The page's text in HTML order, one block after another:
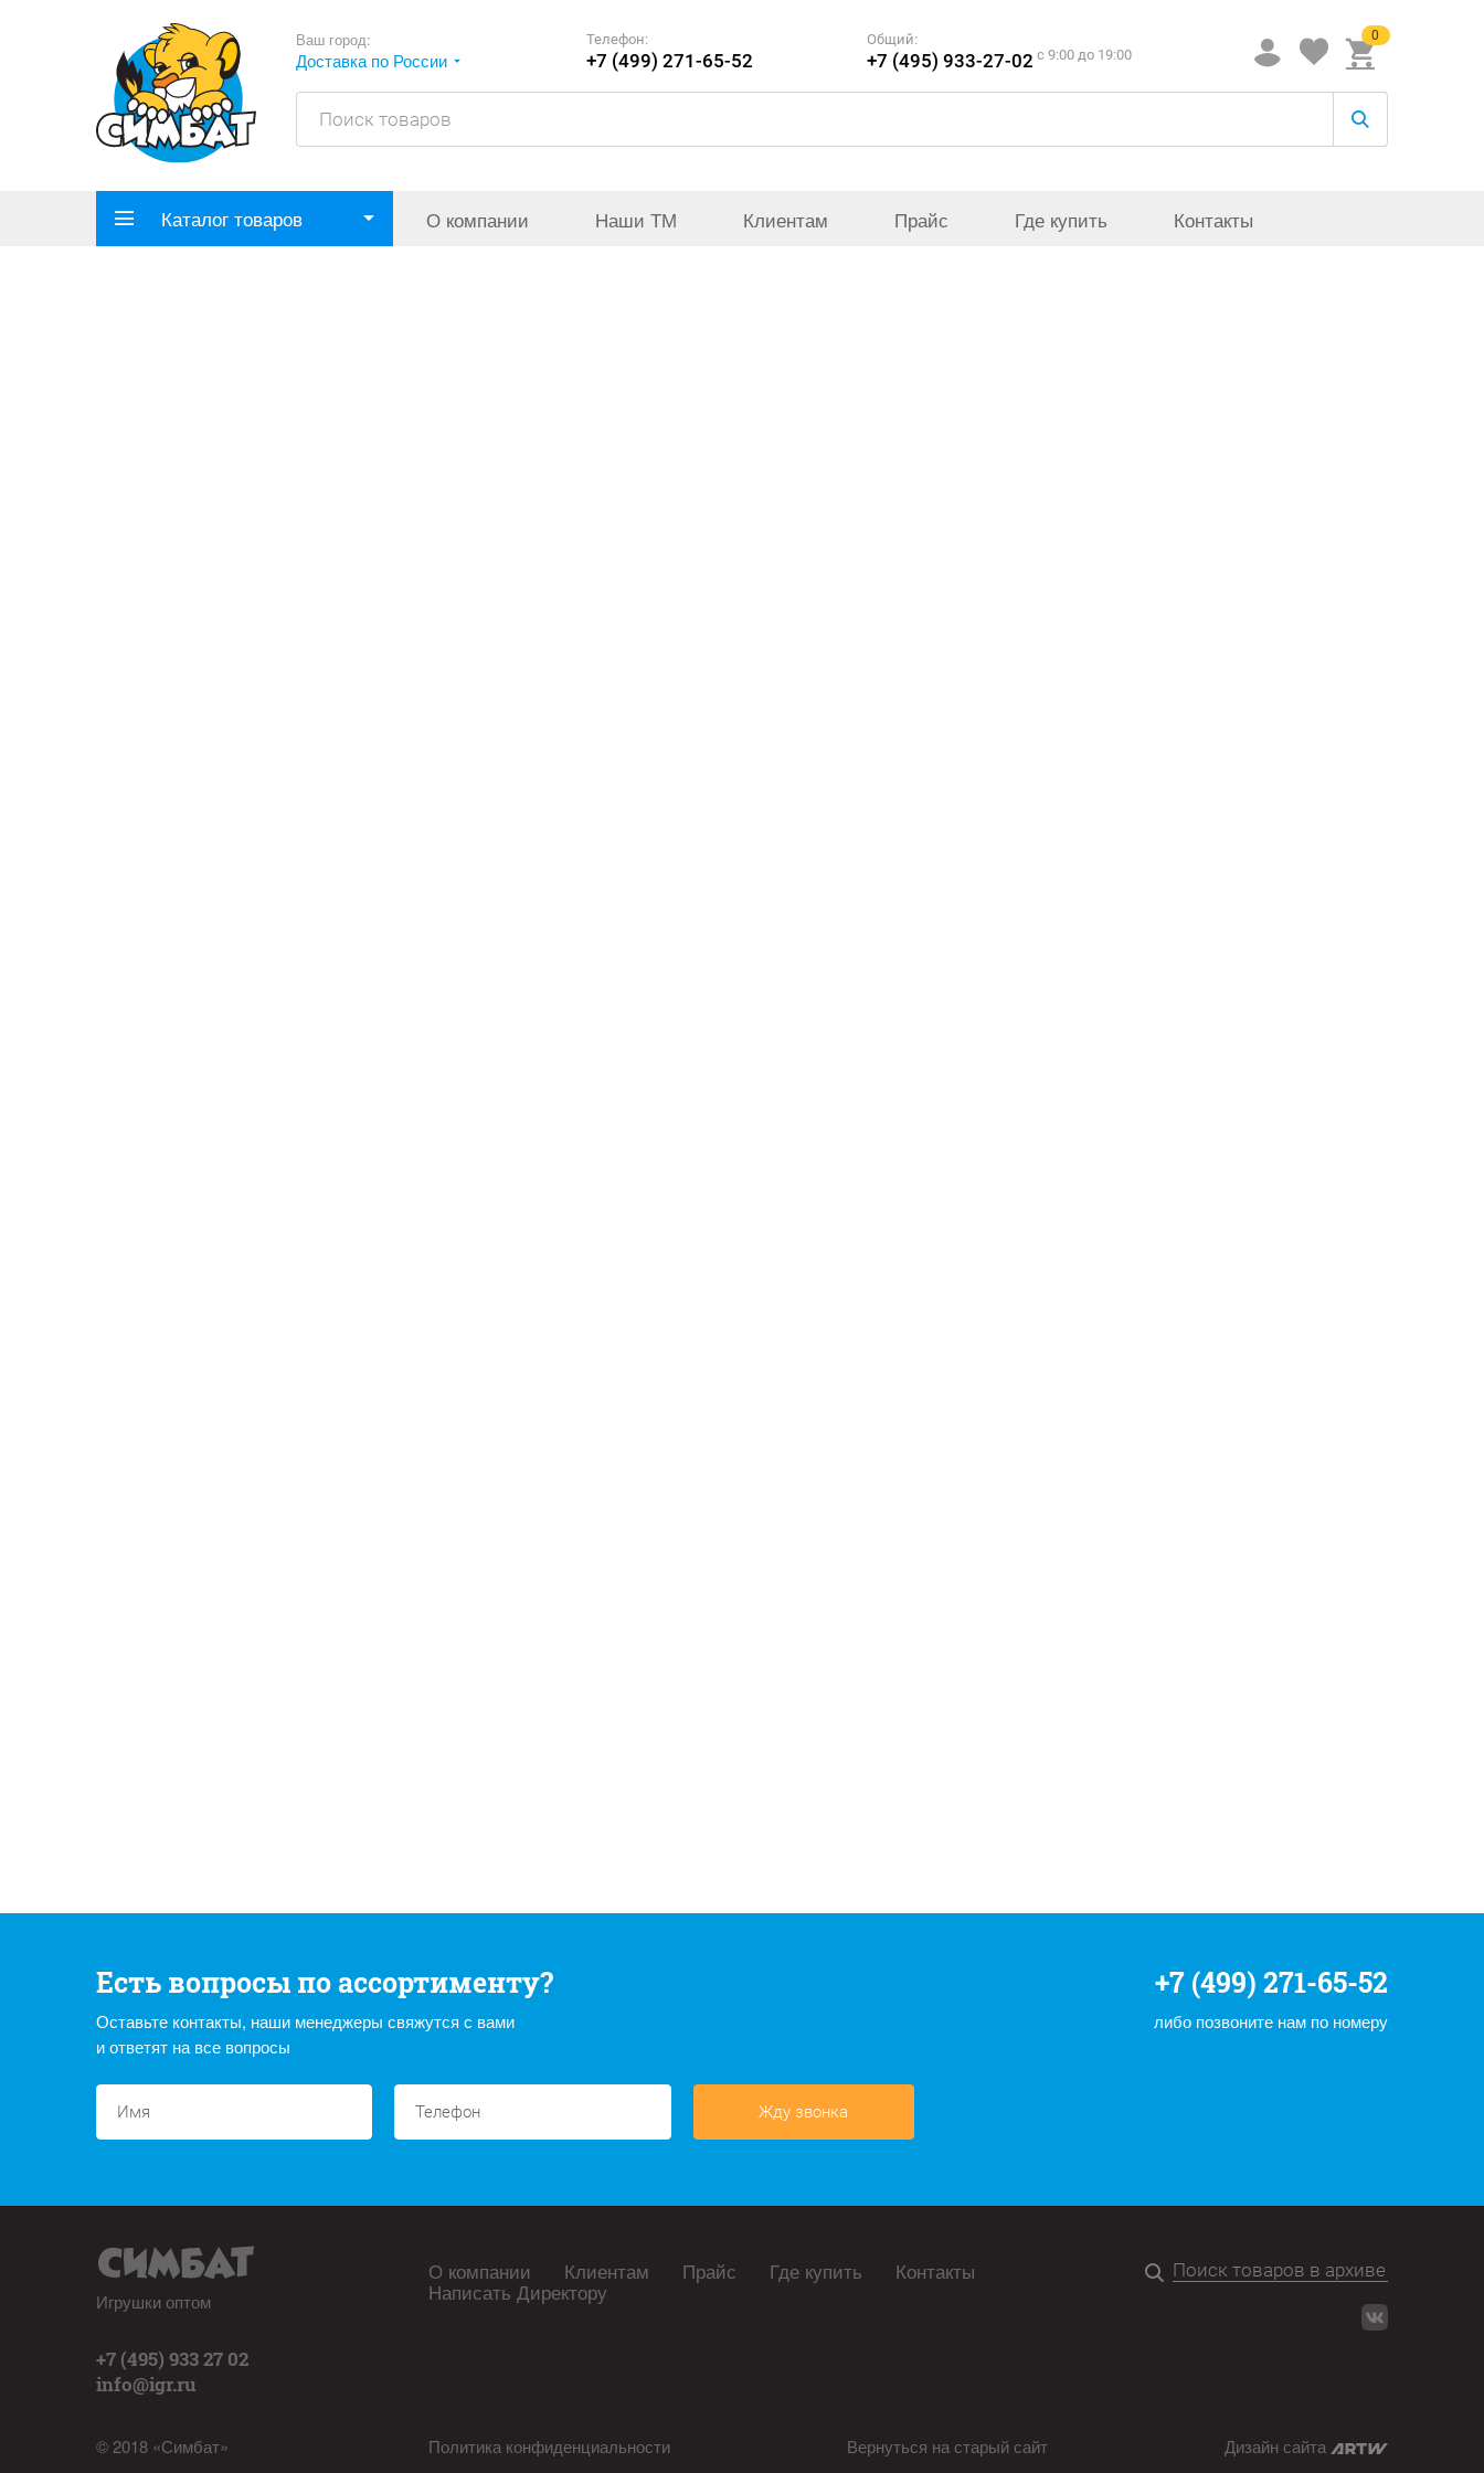
Ваш город:
Доставка по России
Телефон:
+7 (499) 271-65-52
Общий:
+7 (495) 933-27-02 c 9:00 до 19:00
0
Каталог товаров О компании Наши ТМ Клиентам Прайс Где купить Контакты
Есть вопросы по ассортименту?
Оставьте контакты, наши менеджеры свяжутся с вами
и ответят на все вопросы
+7 (499) 271-65-52
либо позвоните нам по номеру
Жду звонка
Игрушки оптом
+7 (495) 933 27 02
info@igr.ru
© 2018 «Симбат»
О компании Клиентам Прайс Где купить Контакты
Написать Директору
Политика конфиденциальности Вернуться на старый сайт Дизайн сайта